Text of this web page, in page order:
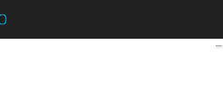
Trasformazione digitale, I-